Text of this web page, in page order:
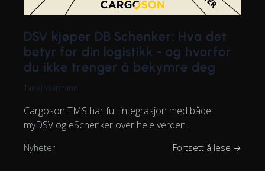
DSV kjøper DB Schenker: Hva det
betyr for din logistikk - og hvorfor
du ikke trenger å bekymre deg
Tanel Vaarmann
Cargoson TMS har full integrasjon med både
myDSV og eSchenker over hele verden.
Nyheter Fortsett å lese →